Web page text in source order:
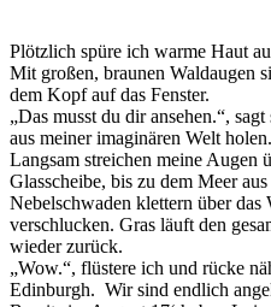
Plötzlich spüre ich warme Haut
Mit großen, braunen Waldaugen
dem Kopf auf das Fenster.
„Das musst du dir ansehen.“,
aus meiner imaginären Welt holen.
Langsam streichen meine Augen
Glasscheibe, bis zu dem Meer
Nebelschwaden klettern über das
verschlucken. Gras läuft den
wieder zurück.
„Wow.“, flüstere ich und rücke
Edinburgh. Wir sind endlich